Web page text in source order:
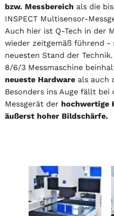
bzw. Messbereich als die
INSPECT Multisensor-
Auch hier ist Q-Tech in der
wieder zeitgemäß führend -
neuesten Stand der Technik.
8/6/3 Messmaschine
neueste Hardware als auch
Besonders ins Auge fällt bei
Messgerät der hochwertige
äußerst hoher Bildschärfe.